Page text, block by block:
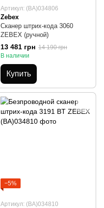
Артикул: (BA)034806
Zebex
Сканер штрих-кода 3060
ZEBEX (ручной)
13 481 грн 14 190 грн
В наличии
Купить
−5%
Артикул: (BA)034810